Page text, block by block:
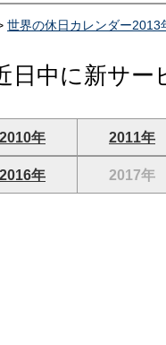
世界の休日カレンダー2013
日中に新サー
2010年 2011年
2016年 2017年